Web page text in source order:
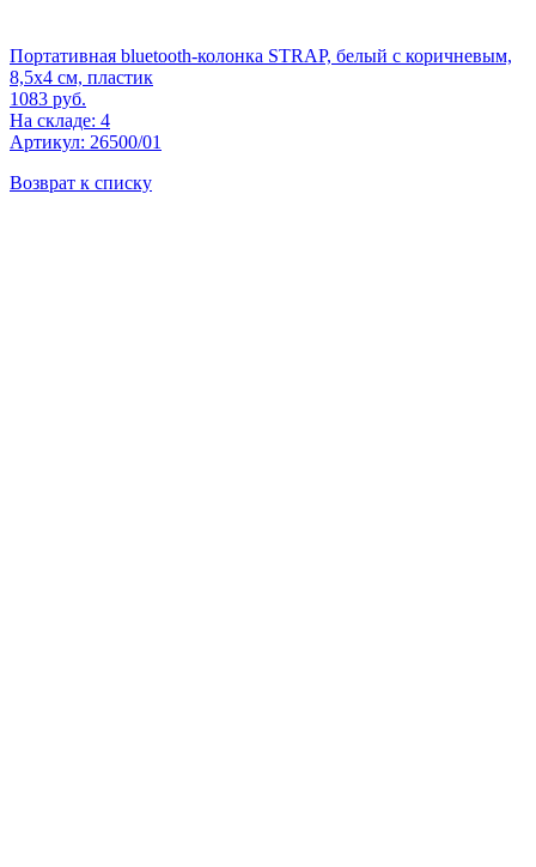
Портативная bluetooth-колонка STRAP, белый с коричневым,
8,5х4 см, пластик
1083 руб.
На складе: 4
Артикул: 26500/01
Возврат к списку